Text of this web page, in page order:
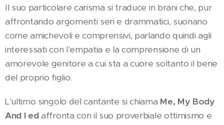
Il suo particolare carisma si traduce in brani che, pur
affrontando argomenti seri e drammatici, suonano
come amichevoli e comprensivi, parlando quindi agli
interessati con l'empatia e la comprensione di un
amorevole genitore a cui sta a cuore soltanto il bene
del proprio figlio.
L'ultimo singolo del cantante si chiama Me, My Body
And I ed affronta con il suo proverbiale ottimismo e